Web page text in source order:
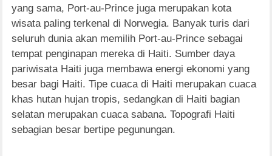
yang sama, Port-au-Prince juga merupakan kota
wisata paling terkenal di Norwegia. Banyak turis dari
seluruh dunia akan memilih Port-au-Prince sebagai
tempat penginapan mereka di Haiti. Sumber daya
pariwisata Haiti juga membawa energi ekonomi yang
besar bagi Haiti. Tipe cuaca di Haiti merupakan cuaca
khas hutan hujan tropis, sedangkan di Haiti bagian
selatan merupakan cuaca sabana. Topografi Haiti
sebagian besar bertipe pegunungan.